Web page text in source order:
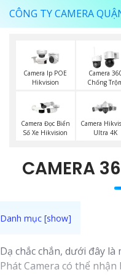
CÔNG TY CAMERA
Camera Ip POE
Hikvision
Camera
Chống
Camera Đọc Biển
Số Xe Hikvision
Camera
Ultra 4K
CAMERA
Dạ chắc chắn, dưới đây
Phát Camera có thể